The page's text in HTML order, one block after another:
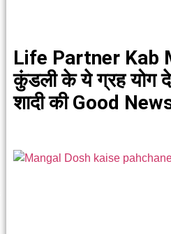
Life Partner Kab
कुंडली के ये ग्रह योग
शादी की Good